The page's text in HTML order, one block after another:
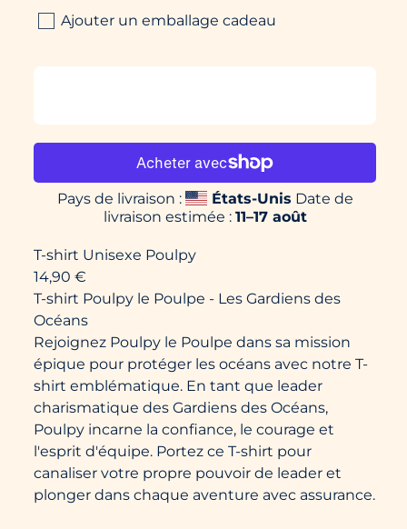
Ajouter un emballage cadeau
Pays de livraison : États-Unis Date de
livraison estimée : 11⁠–17 août
T-shirt Unisexe Poulpy
14,90 €
T-shirt Poulpy le Poulpe - Les Gardiens des
Océans
Rejoignez Poulpy le Poulpe dans sa mission
épique pour protéger les océans avec notre T-
shirt emblématique. En tant que leader
charismatique des Gardiens des Océans,
Poulpy incarne la confiance, le courage et
l'esprit d'équipe. Portez ce T-shirt pour
canaliser votre propre pouvoir de leader et
plonger dans chaque aventure avec assurance.